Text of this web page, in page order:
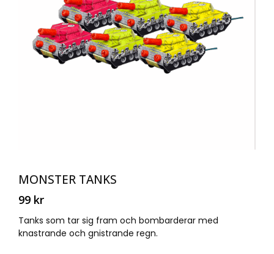
MONSTER TANKS
99 kr
Tanks som tar sig fram och bombarderar med
knastrande och gnistrande regn.